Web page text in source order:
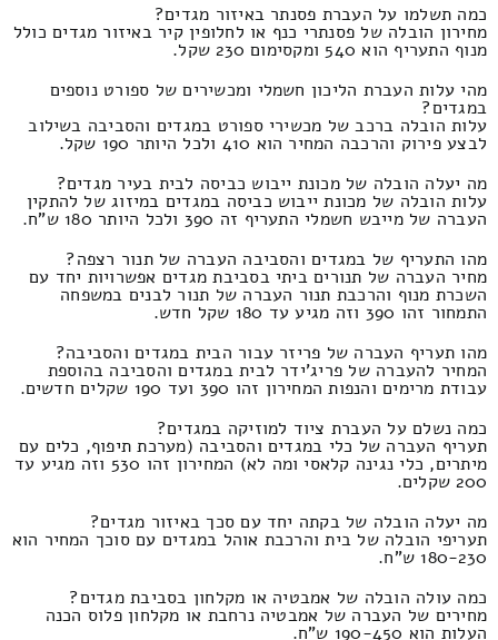
כמה תשלמו על העברת פסנתר באיזור מגדים?
מחירון הובלה של פסנתרי כנף או לחלופין קיר באיזור מגדים כולל
מנוף התעריף הוא 540 ומקסימום 230 שקל.
מהי עלות העברת הליכון חשמלי ומכשירים של ספורט נוספים
במגדים?
עלות הובלה ברכב של מכשירי ספורט במגדים והסביבה בשילוב
לבצע פירוק והרכבה המחיר הוא 410 ולכל היותר 190 שקל.
מה יעלה הובלה של מכונת ייבוש כביסה לבית בעיר מגדים?
עלות הובלה של מכונת ייבוש כביסה במגדים במיזוג של להתקין
העברה של מייבש חשמלי התעריף זה 390 ולכל היותר 180 ש"ח.
מהו התעריף של במגדים והסביבה העברה של תנור רצפה?
מחיר העברה של תנורים ביתי בסביבת מגדים אפשרויות יחד עם
השכרת מנוף והרכבת תנור העברה של תנור לבנים במשפחה
התמחור זהו 390 וזה מגיע עד 180 שקל חדש.
מהו תעריף העברה של פריזר עבור הבית במגדים והסביבה?
המחיר להעברה של פריג'ידר לבית במגדים והסביבה בהוספת
עבודת מרימים והנפות המחירון זהו 390 ועד 190 שקלים חדשים.
כמה נשלם על העברת ציוד למוזיקה במגדים?
תעריף העברה של כלי במגדים והסביבה (מערכת תיפוף, כלים עם
מיתרים, כלי נגינה קלאסי ומה לא) המחירון זהו 530 וזה מגיע עד
200 שקלים.
מה יעלה הובלה של בקתה יחד עם סכך באיזור מגדים?
תעריפי הובלה של בית והרכבת אוהל במגדים עם סוכך המחיר הוא
180-230 ש"ח.
כמה עולה הובלה של אמבטיה או מקלחון בסביבת מגדים?
מחירים של העברה של אמבטיה נרחבת או מקלחון פלוס הכנה
העלות הוא 190-450 ש"ח.